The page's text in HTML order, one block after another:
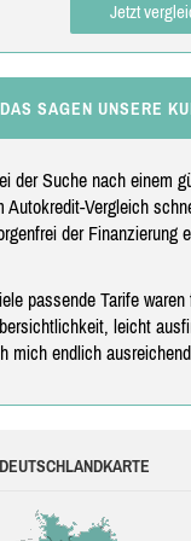
Jetzt
DAS SAGEN UNSERE
der Suche nach einem
Autokredit-Vergleich
der Finanzierung
passende Tarife
leicht
mich endlich
DEUTSCHLANDKARTE